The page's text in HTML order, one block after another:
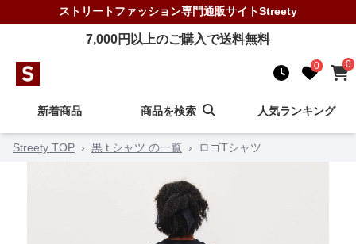
ストリートファッション専門通販サイトStreety
7,000円以上のご購入で送料無料
0 0
新着商品 商品を検索 人気ランキング
Streety TOP › 黒 t シャツ の一覧 › ロゴTシャツ